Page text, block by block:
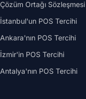
Çözüm Ortağı Sözleşmesi
İstanbul'un POS Tercihi
Ankara'nın POS Tercihi
İzmir'in POS Tercihi
Antalya'nın POS Tercihi